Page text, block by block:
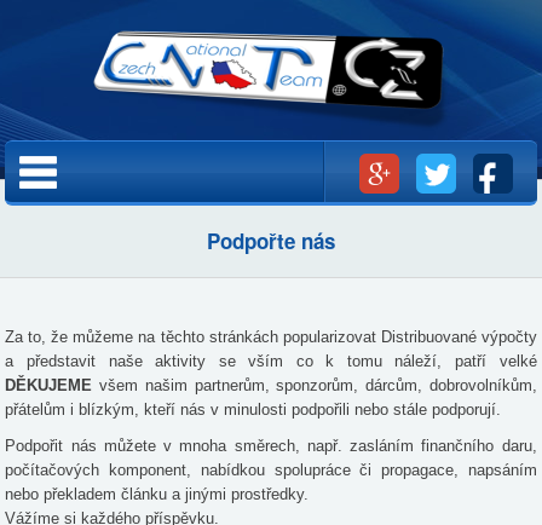
hlavnímu
obsahu
Hlavní menu
Podpořte nás
Za to, že můžeme na těchto stránkách popularizovat Distribuované výpočty
a představit naše aktivity se vším co k tomu náleží, patří velké
DĚKUJEME všem našim partnerům, sponzorům, dárcům, dobrovolníkům,
přátelům i blízkým, kteří nás v minulosti podpořili nebo stále podporují.
Podpořit nás můžete v mnoha směrech, např. zasláním finančního daru,
počítačových komponent, nabídkou spolupráce či propagace, napsáním
nebo překladem článku a jinými prostředky.
Vážíme si každého příspěvku.